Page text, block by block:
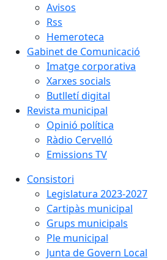
Avisos
Rss
Hemeroteca
Gabinet de Comunicació
Imatge corporativa
Xarxes socials
Butlletí digital
Revista municipal
Opinió política
Ràdio Cervelló
Emissions TV
Consistori
Legislatura 2023-2027
Cartipàs municipal
Grups municipals
Ple municipal
Junta de Govern Local